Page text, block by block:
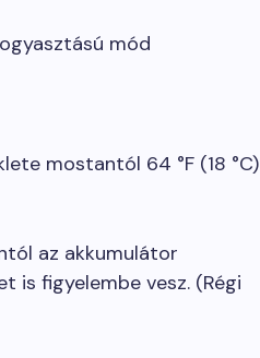
mód
mostantól 64 °F (18 °C)
az akkumulátor
is figyelembe vesz. (Régi